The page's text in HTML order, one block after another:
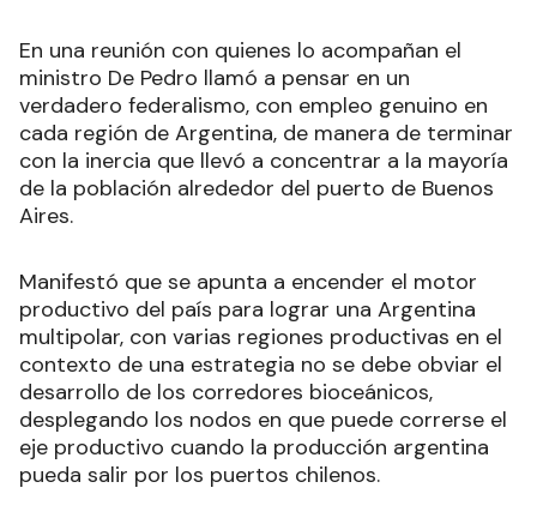
En una reunión con quienes lo acompañan el
ministro De Pedro llamó a pensar en un
verdadero federalismo, con empleo genuino en
cada región de Argentina, de manera de terminar
con la inercia que llevó a concentrar a la mayoría
de la población alrededor del puerto de Buenos
Aires.
Manifestó que se apunta a encender el motor
productivo del país para lograr una Argentina
multipolar, con varias regiones productivas en el
contexto de una estrategia no se debe obviar el
desarrollo de los corredores bioceánicos,
desplegando los nodos en que puede correrse el
eje productivo cuando la producción argentina
pueda salir por los puertos chilenos.